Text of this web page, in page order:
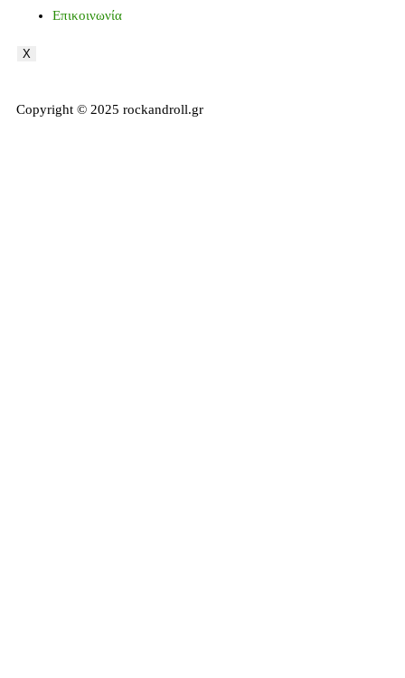
Επικοινωνία
X
Copyright © 2025 rockandroll.gr